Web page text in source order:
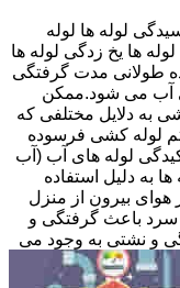
لوله ها لوله
ها یخ زدگی لوله ها
طولانی مدت گرفتگی
آب می شود.ممکن
به دلایل مختلفی که
لوله کشی فرسوده
لوله های آب (آب
به دلیل استفاده
هوای بیرون از منزل
باعث گرفتگی و
و نشتی به وجود می